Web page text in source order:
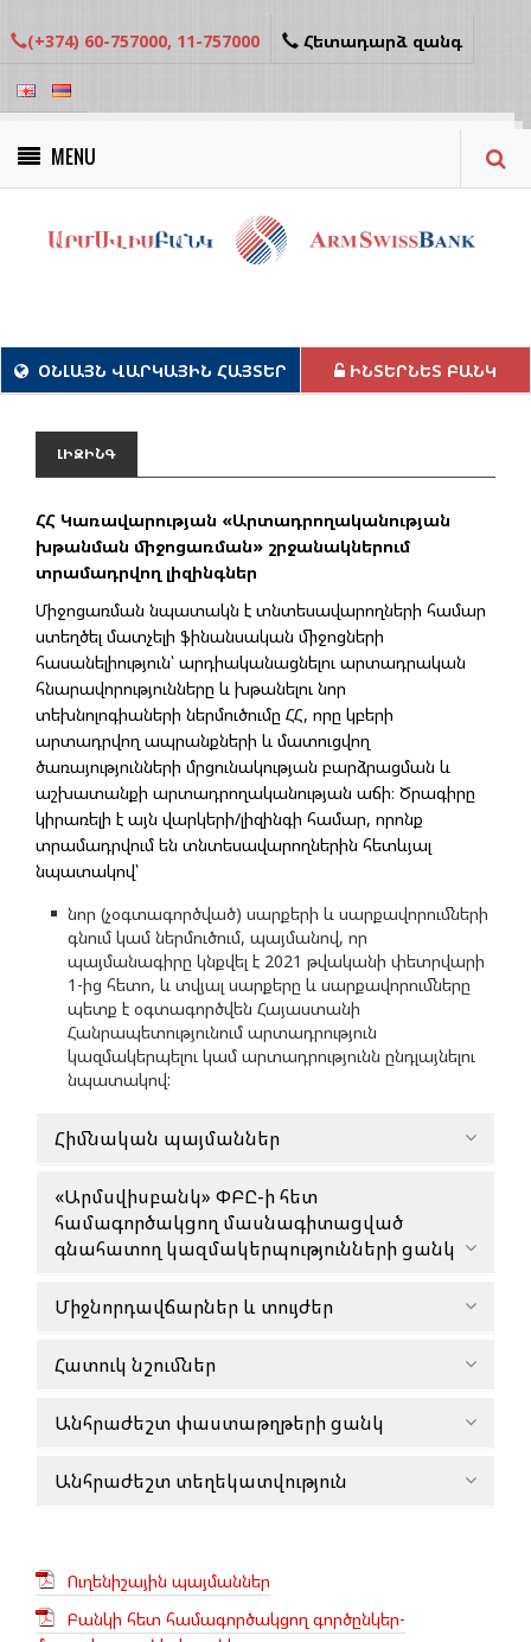
(+374) 60-757000, 11-757000 Հետադարձ զանգ
MENU
ՕՆԼԱՅՆ ՎԱՐԿԱՅԻՆ ՀԱՅՏԵՐ ԻՆՏԵՐՆԵՏ ԲԱՆԿ
ԼԻԶԻՆԳ
ՀՀ Կառավարության «Արտադրողականության
խթանման միջոցառման» շրջանակներում
տրամադրվող լիզինգներ
Միջոցառման նպատակն է տնտեսավարողների համար
ստեղծել մատչելի ֆինանսական միջոցների
հասանելիություն՝ արդիականացնելու արտադրական
հնարավորությունները և խթանելու նոր
տեխնոլոգիաների ներմուծումը ՀՀ, որը կբերի
արտադրվող ապրանքների և մատուցվող
ծառայությունների մրցունակության բարձրացման և
աշխատանքի արտադրողականության աճի։ Ծրագիրը
կիրառելի է այն վարկերի/լիզինգի համար, որոնք
տրամադրվում են տնտեսավարողներին հետևյալ
նպատակով՝
նոր (չօգտագործված) սարքերի և սարքավորումների
գնում կամ ներմուծում, պայմանով, որ
պայմանագիրը կնքվել է 2021 թվականի փետրվարի
1-ից հետո, և տվյալ սարքերը և սարքավորումները
պետք է օգտագործվեն Հայաստանի
Հանրապետությունում արտադրություն
կազմակերպելու կամ արտադրությունն ընդլայնելու
նպատակով:
Հիմնական պայմաններ
«Արմսվիսբանկ» ՓԲԸ-ի հետ
համագործակցող մասնագիտացված
գնահատող կազմակերպությունների ցանկ
Միջնորդավճարներ և տույժեր
Հատուկ նշումներ
Անհրաժեշտ փաստաթղթերի ցանկ
Անհրաժեշտ տեղեկատվություն
Ուղենիշային պայմաններ
Բանկի հետ համագործակցող գործընկեր-